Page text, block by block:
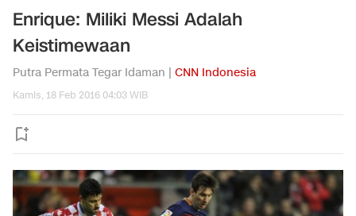
Enrique: Miliki Messi Adalah
Keistimewaan
Putra Permata Tegar Idaman | CNN Indonesia
Kamis, 18 Feb 2016 04:03 WIB